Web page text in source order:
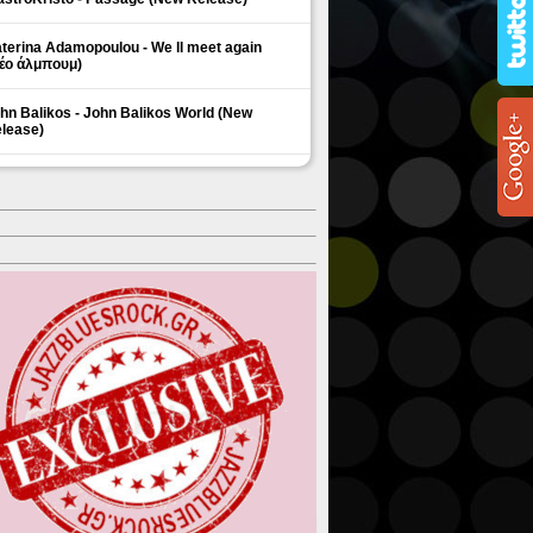
Adamopoulou - We ll meet again
άλμπουμ)
Balikos - John Balikos World (New